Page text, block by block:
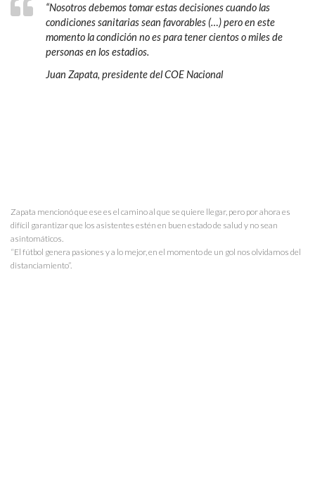
“Nosotros debemos tomar estas decisiones cuando las
condiciones sanitarias sean favorables (…) pero en este
momento la condición no es para tener cientos o miles de
personas en los estadios.
Juan Zapata, presidente del COE Nacional
Zapata mencionó que ese es el camino al que se quiere llegar, pero por ahora es
difícil garantizar que los asistentes estén en buen estado de salud y no sean
asintomáticos.
“El fútbol genera pasiones y a lo mejor, en el momento de un gol nos olvidamos del
distanciamiento”.